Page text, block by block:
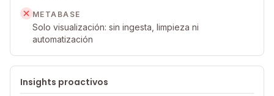
METABASE
Solo visualización: sin ingesta, limpieza ni
automatización
Insights proactivos